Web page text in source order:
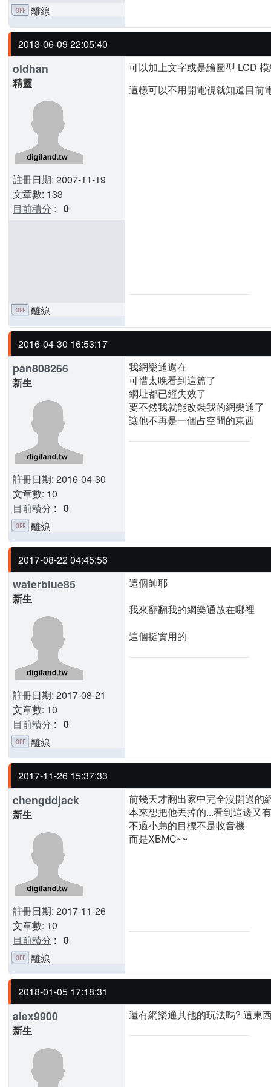
離線
2013-06-09 22:05:40
oldhan
精靈
註冊日期: 2007-11-19
文章數: 133
目前積分 : 0
可以加上文字或是繪圖型 LCD 模
這樣可以不用開電視就知道目前
離線
2016-04-30 16:53:17
pan808266
新生
註冊日期: 2016-04-30
文章數: 10
目前積分 : 0
我網樂通還在
可惜太晚看到這篇了
網址都已經失效了
要不然我就能改裝我的網樂通了
讓他不再是一個占空間的東西
離線
2017-08-22 04:45:56
waterblue85
新生
註冊日期: 2017-08-21
文章數: 10
目前積分 : 0
這個帥耶
我來翻翻我的網樂通放在哪裡
這個挺實用的
離線
2017-11-26 15:37:33
chengddjack
新生
註冊日期: 2017-11-26
文章數: 10
目前積分 : 0
前幾天才翻出家中完全沒開過的
本來想把他丟掉的...看到這邊又
不過小弟的目標不是收音機
而是XBMC~~
離線
2018-01-05 17:18:31
alex9900
新生
還有網樂通其他的玩法嗎? 這東